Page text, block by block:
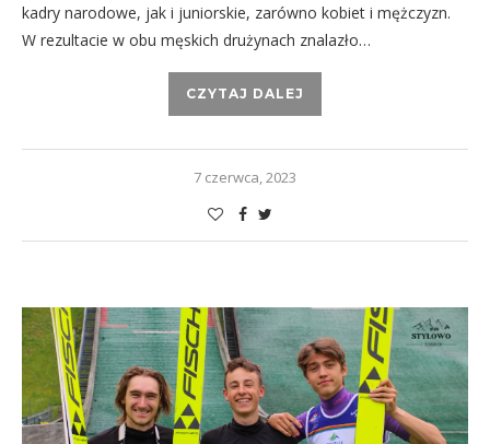
kadry narodowe, jak i juniorskie, zarówno kobiet i mężczyzn.
W rezultacie w obu męskich drużynach znalazło…
CZYTAJ DALEJ
7 czerwca, 2023